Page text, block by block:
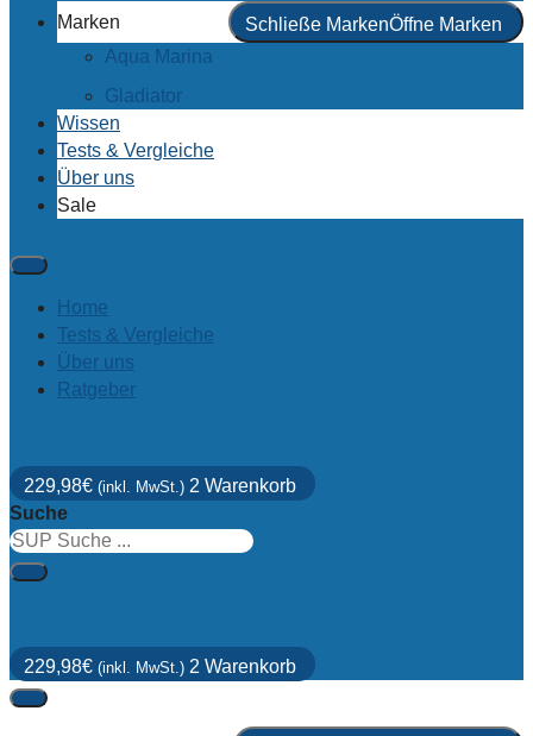
Marken
Schließe MarkenÖffne Marken
Aqua Marina
Gladiator
Wissen
Tests & Vergleiche
Über uns
Sale
Home
Tests & Vergleiche
Über uns
Ratgeber
229,98€ (inkl. MwSt.) 2 Warenkorb
Suche
229,98€ (inkl. MwSt.) 2 Warenkorb